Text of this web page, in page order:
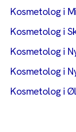
Kosmetolog i
Kosmetolog i
Kosmetolog i
Kosmetolog i
Kosmetolog i